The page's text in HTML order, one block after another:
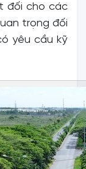
đối cho các
trọng đối
yêu cầu kỹ